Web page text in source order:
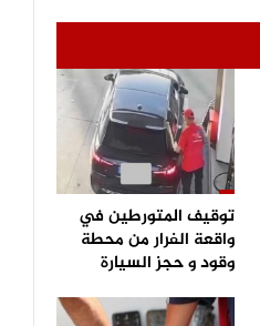
توقيف المتورطين في
واقعة الفرار من محطة
وقود و حجز السيارة